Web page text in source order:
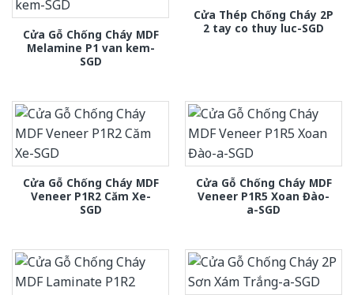
Cửa Gỗ Chống Cháy MDF
Melamine P1 van kem-
SGD
Cửa Thép Chống Cháy 2P
2 tay co thuy luc-SGD
Cửa Gỗ Chống Cháy MDF
Veneer P1R2 Căm Xe-
SGD
Cửa Gỗ Chống Cháy MDF
Veneer P1R5 Xoan Đào-
a-SGD